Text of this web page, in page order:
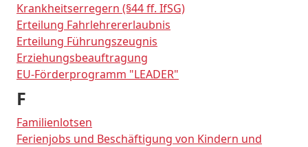
Krankheitserregern (§44 ff. IfSG)
Erteilung Fahrlehrererlaubnis
Erteilung Führungszeugnis
Erziehungsbeauftragung
EU-Förderprogramm "LEADER"
F
Familienlotsen
Ferienjobs und Beschäftigung von Kindern und